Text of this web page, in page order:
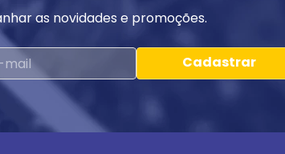
as novidades e promoções.
Cadastrar